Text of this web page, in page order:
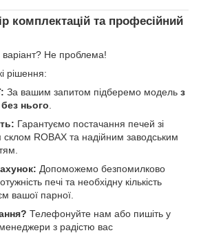
комплектацій та професійний
Не проблема!
рішення:
За вашим запитом підберемо модель з
нього
Гарантуємо постачання печей зі
склом ROBAX та надійним заводським
Допоможемо безпомилково
печі та необхідну кількість
вашої парної.
Телефонуйте нам або пишіть у
з радістю вас